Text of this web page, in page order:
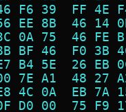
F6 39  FF
EE 8B  46
0A 75  46
BF 46  F0
B4 5E  26
7E A1  48
4C 0A  EB
D0 00  75